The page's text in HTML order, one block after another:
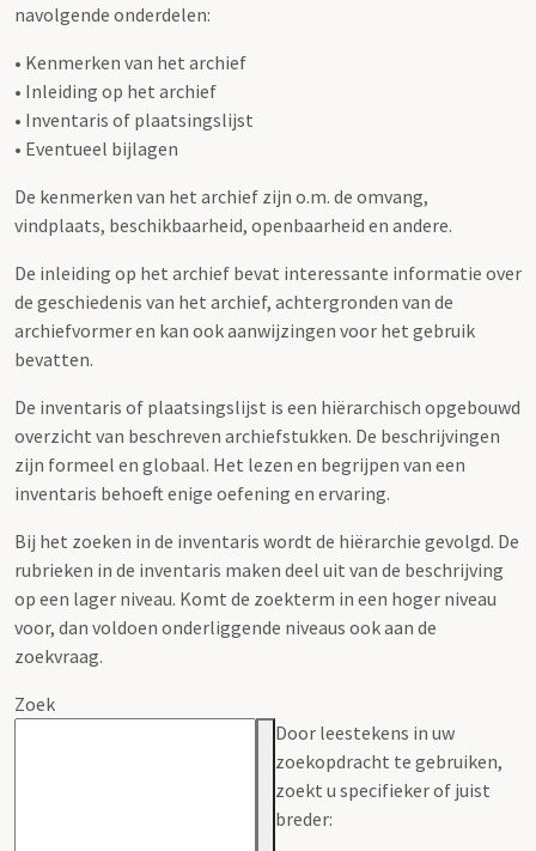
navolgende onderdelen:
• Kenmerken van het archief
• Inleiding op het archief
• Inventaris of plaatsingslijst
• Eventueel bijlagen
De kenmerken van het archief zijn o.m. de omvang,
vindplaats, beschikbaarheid, openbaarheid en andere.
De inleiding op het archief bevat interessante informatie over
de geschiedenis van het archief, achtergronden van de
archiefvormer en kan ook aanwijzingen voor het gebruik
bevatten.
De inventaris of plaatsingslijst is een hiërarchisch opgebouwd
overzicht van beschreven archiefstukken. De beschrijvingen
zijn formeel en globaal. Het lezen en begrijpen van een
inventaris behoeft enige oefening en ervaring.
Bij het zoeken in de inventaris wordt de hiërarchie gevolgd. De
rubrieken in de inventaris maken deel uit van de beschrijving
op een lager niveau. Komt de zoekterm in een hoger niveau
voor, dan voldoen onderliggende niveaus ook aan de
zoekvraag.
Zoek
Door leestekens in uw
zoekopdracht te gebruiken,
zoekt u specifieker of juist
breder: